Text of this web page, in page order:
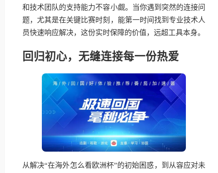
和技术团队的支持能力不容小觑。当你遇到突然的连接问
题，尤其是在关键比赛时刻，能第一时间找到专业技术人
员快速响应解决，这份实时保障的价值，远超工具本身。
回归初心，无缝连接每一份热爱
从解决“在海外怎么看欧洲杯”的初始困惑，到从容应对未